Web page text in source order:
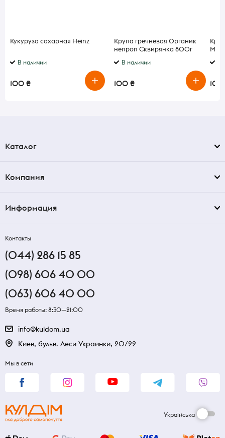
Кукуруза сахарная Heinz
В наличии
100 ₴
Крупа гречневая Органик
непроп Сквирянка 800г
В наличии
100 ₴
Мир
Каталог
Компания
Информация
Контакты
(044) 286 15 85
(098) 606 40 00
(063) 606 40 00
Время работы: 8:30—21:00
info@kuldom.ua
Киев, бульв. Леси Украинки, 20/22
Мы в сети
Українська